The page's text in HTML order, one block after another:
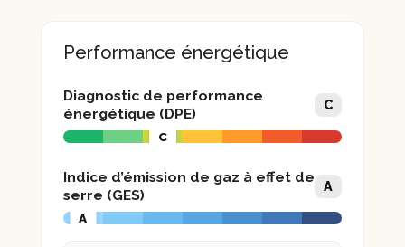
Performance énergétique
Diagnostic de performance
énergétique (DPE)
C
C
Indice d’émission de gaz à effet de
serre (GES)
A
A